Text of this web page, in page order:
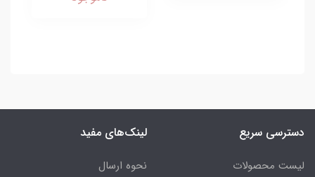
دسترسی سریع
لیست محصولات
لینک‌های مفید
نحوه ارسال